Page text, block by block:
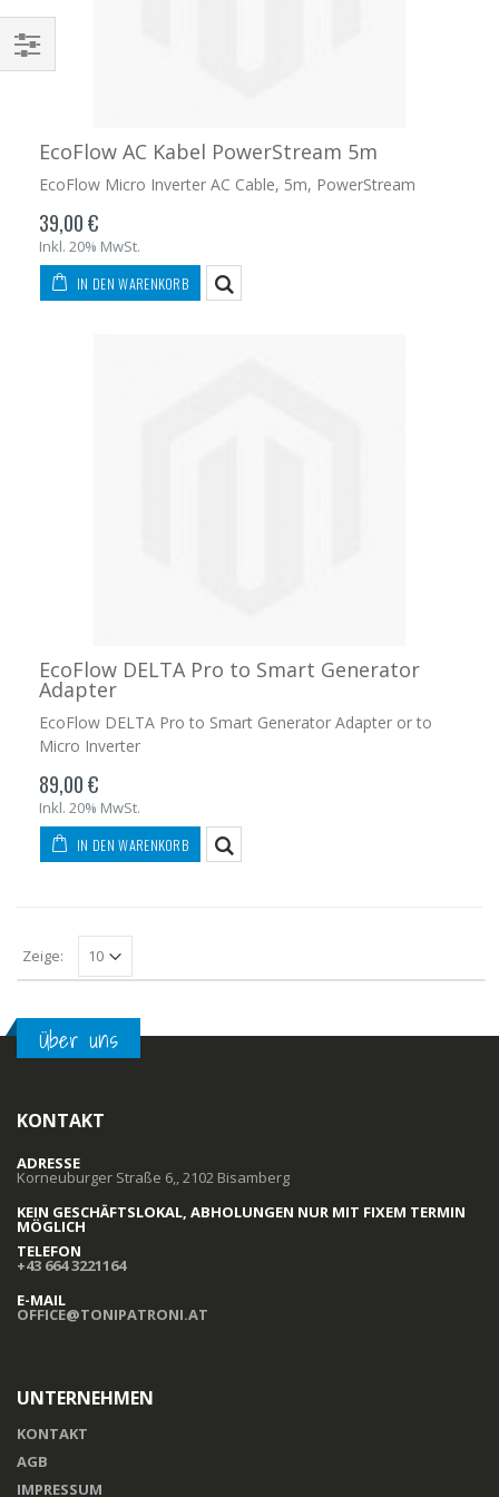
EcoFlow AC Kabel PowerStream 5m
EcoFlow Micro Inverter AC Cable, 5m, PowerStream
39,00 €
Inkl. 20% MwSt.
IN DEN WARENKORB
EcoFlow DELTA Pro to Smart Generator
Adapter
EcoFlow DELTA Pro to Smart Generator Adapter or to
Micro Inverter
89,00 €
Inkl. 20% MwSt.
IN DEN WARENKORB
Zeige:
Über uns
KONTAKT
ADRESSE
Korneuburger Straße 6,, 2102 Bisamberg
KEIN GESCHÄFTSLOKAL, ABHOLUNGEN NUR MIT FIXEM TERMIN
MÖGLICH
TELEFON
+43 664 3221164
E-MAIL
OFFICE@TONIPATRONI.AT
UNTERNEHMEN
KONTAKT
AGB
IMPRESSUM